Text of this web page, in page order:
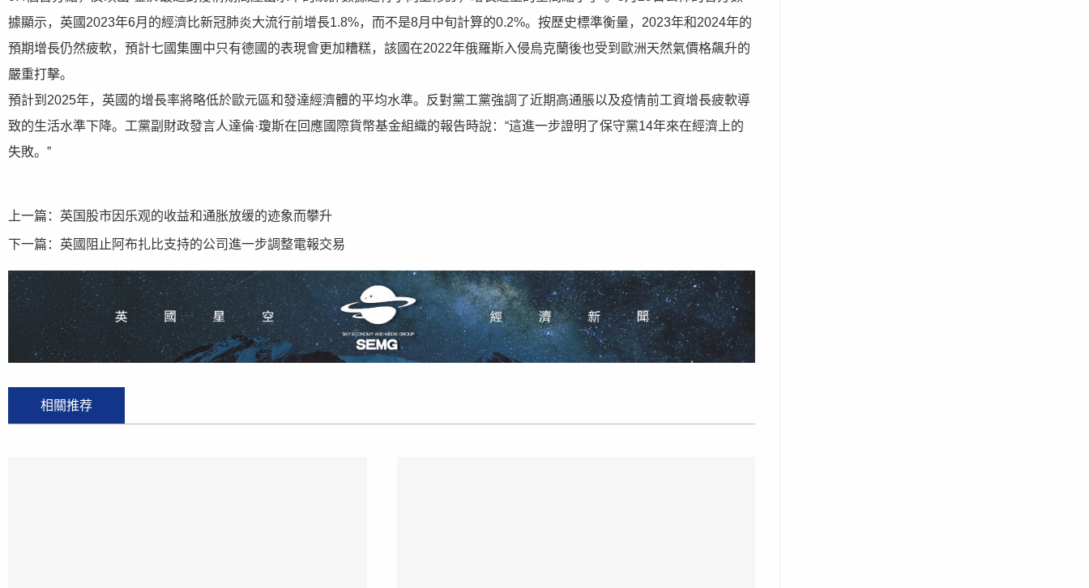
據顯示，英國2023年6月的經濟比新冠肺炎大流行前增長1.8%，而不是8月中旬計算的0.2%。按歷史標準衡量，2023年和2024年的
預期增長仍然疲軟，預計七國集團中只有德國的表現會更加糟糕，該國在2022年俄羅斯入侵烏克蘭後也受到歐洲天然氣價格飆升的
嚴重打擊。
預計到2025年，英國的增長率將略低於歐元區和發達經濟體的平均水準。反對黨工黨強調了近期高通脹以及疫情前工資增長疲軟導
致的生活水準下降。工黨副財政發言人達倫·瓊斯在回應國際貨幣基金組織的報告時說：“這進一步證明了保守黨14年來在經濟上的
失敗。”
上一篇： 英国股市因乐观的收益和通胀放缓的迹象而攀升
下一篇： 英國阻止阿布扎比支持的公司進一步調整電報交易
相關推荐